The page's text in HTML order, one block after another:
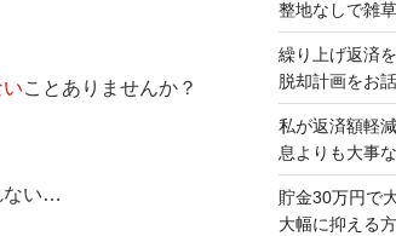
ことありませんか？
ない…
整地なしで雑
繰り上げ返済
脱却計画をお
私が返済額軽
息よりも大事
貯金30万円で
大幅に抑える